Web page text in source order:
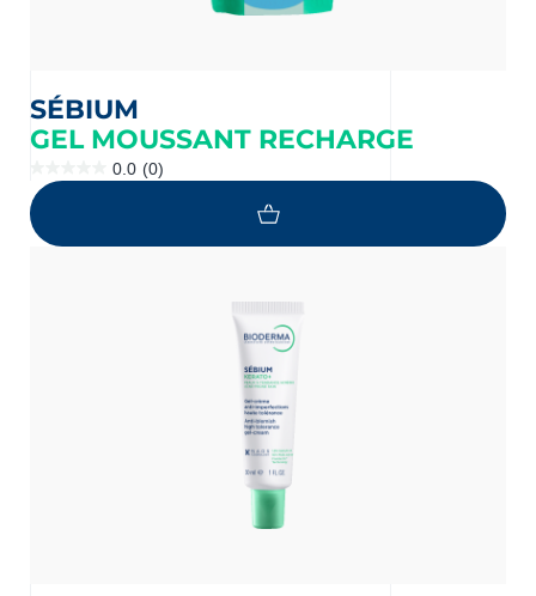
SÉBIUM
GEL MOUSSANT RECHARGE
0.0 (0)
étoile(s)
sur
5.